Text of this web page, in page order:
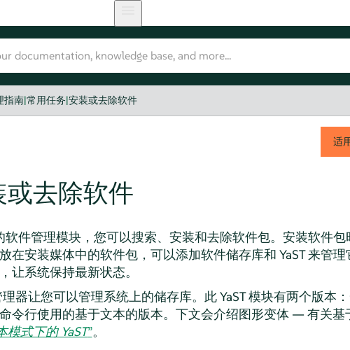
指南|常用任务|安装或去除软件
适
或去除软件
软件管理模块，您可以搜索、安装和去除软件包。安装软件包
在安装媒体中的软件包，可以添加软件储存库和 YaST 来管
让系统保持最新状态。
理器让您可以管理系统上的储存库。此 YaST 模块有两个版本
令行使用的基于文本的版本。下文会介绍图形变体 — 有关基
模式下的 YaST”。